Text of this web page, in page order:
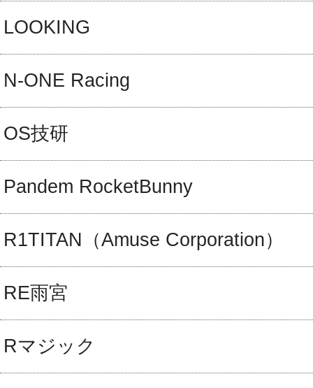
LOOKING
N-ONE Racing
OS技研
Pandem RocketBunny
R1TITAN（Amuse Corporation）
RE雨宮
Rマジック